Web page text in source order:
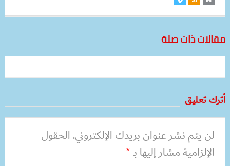
مقالات ذات صلة
أترك تعليق
لن يتم نشر عنوان بريدك الإلكتروني.الحقول
الإلزامية مشار إليها بـ*